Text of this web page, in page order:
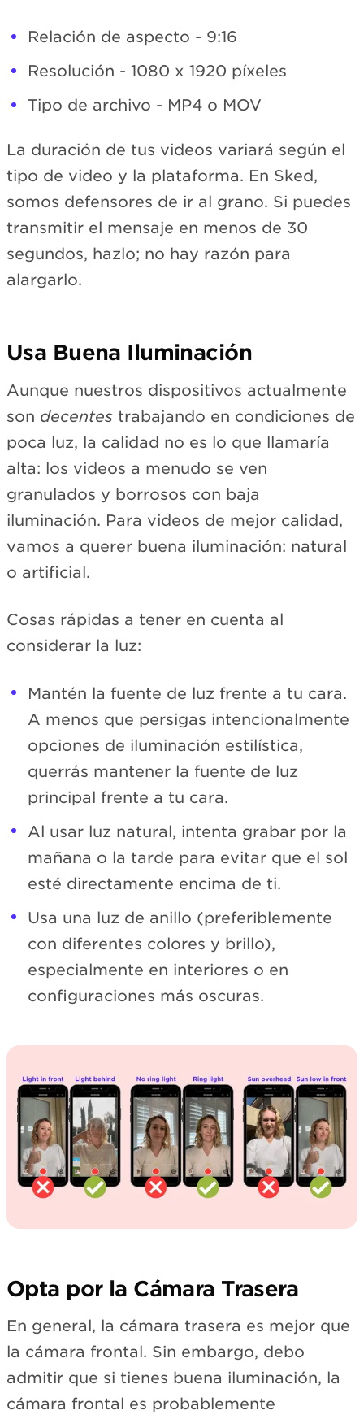
Relación de aspecto - 9:16
Resolución - 1080 x 1920 píxeles
Tipo de archivo - MP4 o MOV
La duración de tus videos variará según el
tipo de video y la plataforma. En Sked,
somos defensores de ir al grano. Si puedes
transmitir el mensaje en menos de 30
segundos, hazlo; no hay razón para
alargarlo.
Usa Buena Iluminación
Aunque nuestros dispositivos actualmente
son decentes trabajando en condiciones de
poca luz, la calidad no es lo que llamaría
alta: los videos a menudo se ven
granulados y borrosos con baja
iluminación. Para videos de mejor calidad,
vamos a querer buena iluminación: natural
o artificial.
Cosas rápidas a tener en cuenta al
considerar la luz:
Mantén la fuente de luz frente a tu cara.
A menos que persigas intencionalmente
opciones de iluminación estilística,
querrás mantener la fuente de luz
principal frente a tu cara.
Al usar luz natural, intenta grabar por la
mañana o la tarde para evitar que el sol
esté directamente encima de ti.
Usa una luz de anillo (preferiblemente
con diferentes colores y brillo),
especialmente en interiores o en
configuraciones más oscuras.
Opta por la Cámara Trasera
En general, la cámara trasera es mejor que
la cámara frontal. Sin embargo, debo
admitir que si tienes buena iluminación, la
cámara frontal es probablemente